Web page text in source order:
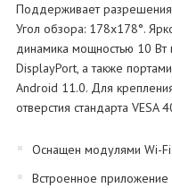
Поддерживает разрешения
Угол обзора: 178x178°.
динамика мощностью 10
DisplayPort, а также
Android 11.0. Для
отверстия стандарта VESA
Оснащен модулями Wi-
Встроенное приложение